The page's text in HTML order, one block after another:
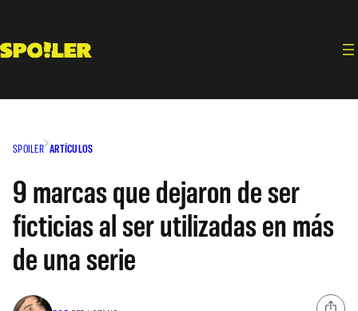
contenido
SPOILER ARTÍCULOS
9 marcas que dejaron de ser
ficticias al ser utilizadas en más
de una serie